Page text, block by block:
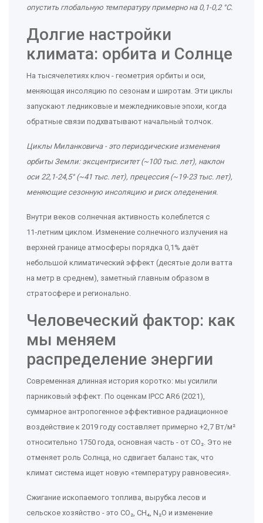
опустить глобальную температуру примерно на 0,1-0,2 °C.
Долгие настройки
климата: орбита и Солнце
На тысячелетиях ключ - геометрия орбиты и оси,
меняющая инсоляцию по сезонам и широтам. Эти циклы
запускают ледниковые и межледниковые эпохи, когда
обратные связи подхватывают начальный толчок.
Циклы Миланковича- это периодические изменения
орбиты Земли: эксцентриситет (~100 тыс. лет), наклон
оси 22,1-24,5° (~41 тыс. лет), прецессия (~19-23 тыс. лет),
меняющие сезонную инсоляцию и риск оледенения.
Внутри веков солнечная активность колеблется с
11‑летним циклом. Изменение солнечного излучения на
верхней границе атмосферы порядка 0,1% даёт
небольшой климатический эффект (десятые доли ватта
на метр в среднем), заметный главным образом в
стратосфере и регионально.
Человеческий фактор: как
мы меняем
распределение энергии
Современная длинная история коротко: мы усилили
парниковый эффект. По оценкам IPCC AR6 (2021),
суммарное антропогенное эффективное радиационное
воздействие к 2019 году составляет примерно +2,7 Вт/м²
относительно 1750 года, основная часть - от CO₂. Это не
отменяет роль Солнца, но сдвигает баланс так, что
климат система ищет новую «температуру равновесия».
Сжигание ископаемого топлива, вырубка лесов и
сельское хозяйство - это CO₂, CH₄, N₂O и изменение